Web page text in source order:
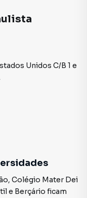
localização
com várias
como a Trianon-
de ônibus.
ampla variedade de
até
ideal para
a proximidade
garante um acesso
agências de
para os negócios.
Unidos C/B 1 e
, Colégio Mater Dei
e Berçário ficam